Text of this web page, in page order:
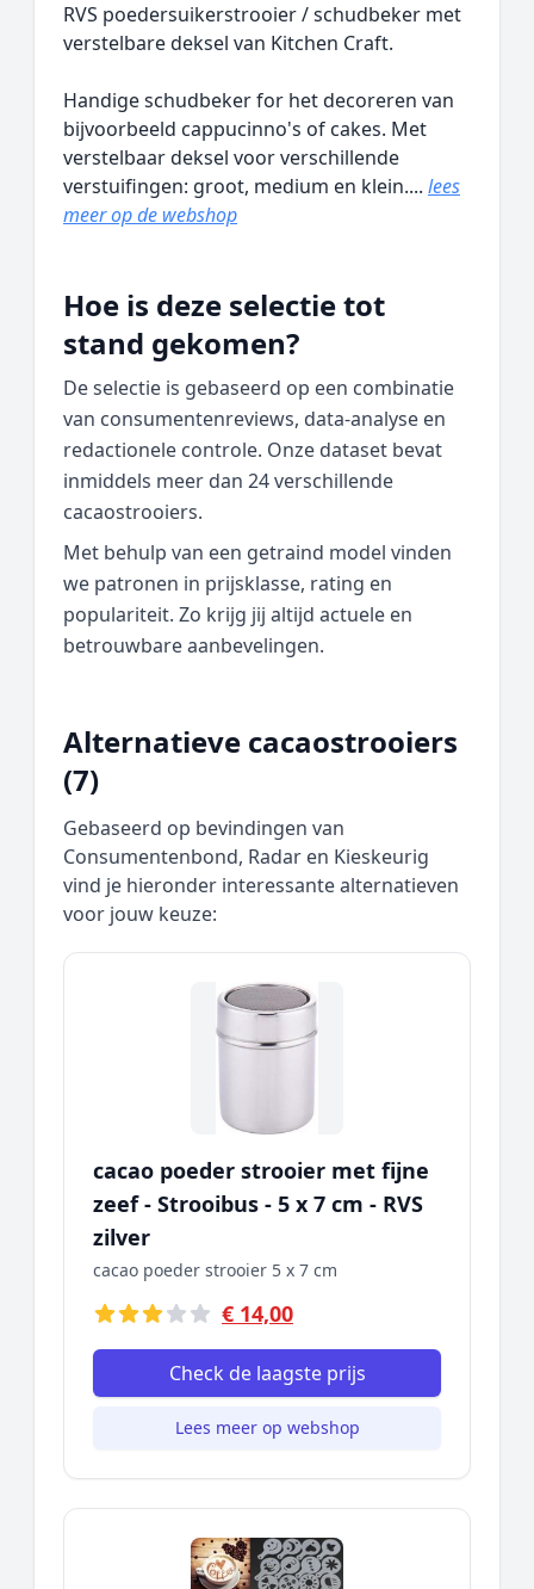
RVS poedersuikerstrooier / schudbeker met
verstelbare deksel van Kitchen Craft.
Handige schudbeker for het decoreren van
bijvoorbeeld cappucinno's of cakes. Met
verstelbaar deksel voor verschillende
verstuifingen: groot, medium en klein.... lees
meer op de webshop
Hoe is deze selectie tot
stand gekomen?
De selectie is gebaseerd op een combinatie
van consumentenreviews, data‑analyse en
redactionele controle. Onze dataset bevat
inmiddels meer dan 24 verschillende
cacaostrooiers.
Met behulp van een getraind model vinden
we patronen in prijsklasse, rating en
populariteit. Zo krijg jij altijd actuele en
betrouwbare aanbevelingen.
Alternatieve cacaostrooiers
(7)
Gebaseerd op bevindingen van
Consumentenbond, Radar en Kieskeurig
vind je hieronder interessante alternatieven
voor jouw keuze:
cacao poeder strooier met fijne
zeef - Strooibus - 5 x 7 cm - RVS
zilver
cacao poeder strooier 5 x 7 cm
€ 14,00
Check de laagste prijs
Lees meer op webshop